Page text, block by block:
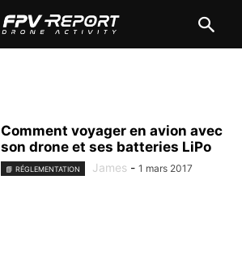
Comment voyager en avion avec
son drone et ses batteries LiPo
📘 RÉGLEMENTATION James - 1 mars 2017